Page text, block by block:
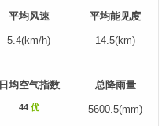
平均风速
5.4(km/h)
平均能见度
14.5(km)
日均空气指数
44 优
总降雨量
5600.5(mm)